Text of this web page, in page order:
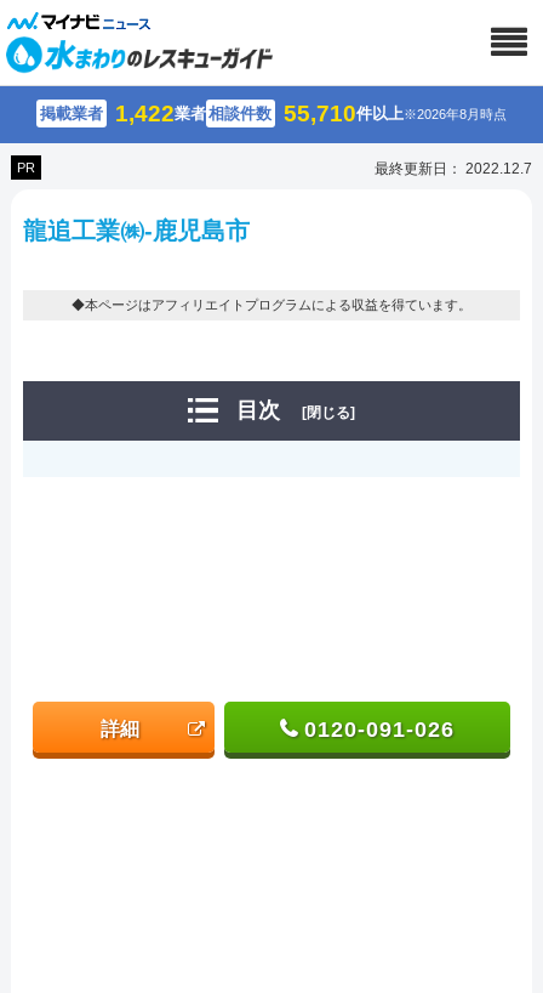
掲載業者 1,422業者相談件数 55,710件以上※2026年8月時点
PR 最終更新日： 2022.12.7
龍追工業㈱-鹿児島市
◆本ページはアフィリエイトプログラムによる収益を得ています。
目次 [閉じる]
詳細 0120-091-026